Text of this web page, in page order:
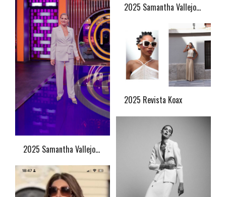
2025 Samantha Vallejo Nájera
2025 Samantha Vallejo Nájera
2025 Revista Koax